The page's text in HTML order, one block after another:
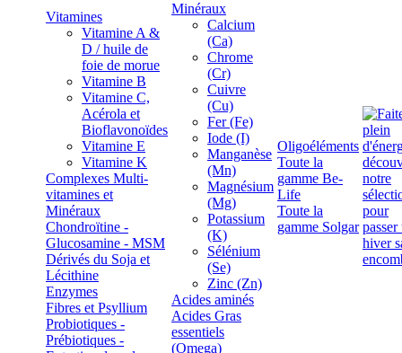
Vitamines
Vitamine A &
D / huile de
foie de morue
Vitamine B
Vitamine C,
Acérola et
Bioflavonoïdes
Vitamine E
Vitamine K
Complexes Multi-
vitamines et
Minéraux
Chondroïtine -
Glucosamine - MSM
Dérivés du Soja et
Lécithine
Enzymes
Fibres et Psyllium
Probiotiques -
Prébiotiques -
Minéraux
Calcium
(Ca)
Chrome
(Cr)
Cuivre
(Cu)
Fer (Fe)
Iode (I)
Manganèse
(Mn)
Magnésium
(Mg)
Potassium
(K)
Sélénium
(Se)
Zinc (Zn)
Acides aminés
Acides Gras
essentiels
(Omega)
Oligoéléments
Toute la
gamme Be-
Life
Toute la
gamme Solgar